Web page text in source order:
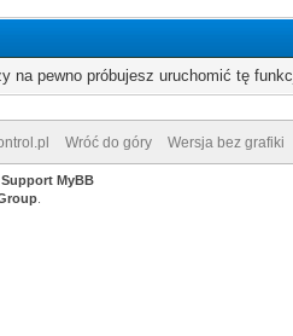
na pewno próbujesz uruchomić tę
Wróć do góry Wersja bez grafiki
MyBB